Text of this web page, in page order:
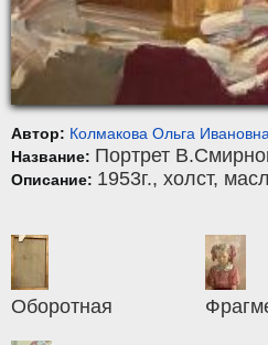
Автор: Колмакова Ольга Ивановна
Название: Портрет
Описание: 1953г., холст,
Оборотная